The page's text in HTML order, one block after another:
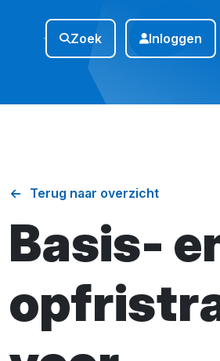
Zoek Inloggen
Terug naar overzicht
Basis-